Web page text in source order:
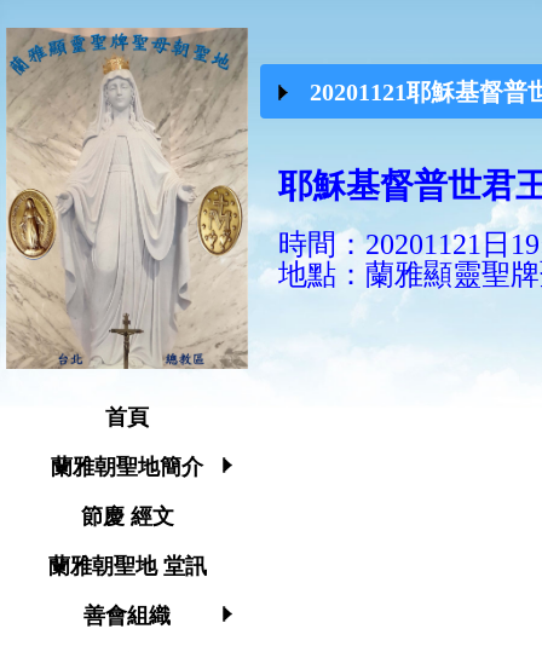
首頁
蘭雅朝聖地簡介
節慶 經文
蘭雅朝聖地 堂訊
善會組織
20201121耶穌基督普
耶穌基督普世君
時間：20201121日
地點：蘭雅顯靈聖